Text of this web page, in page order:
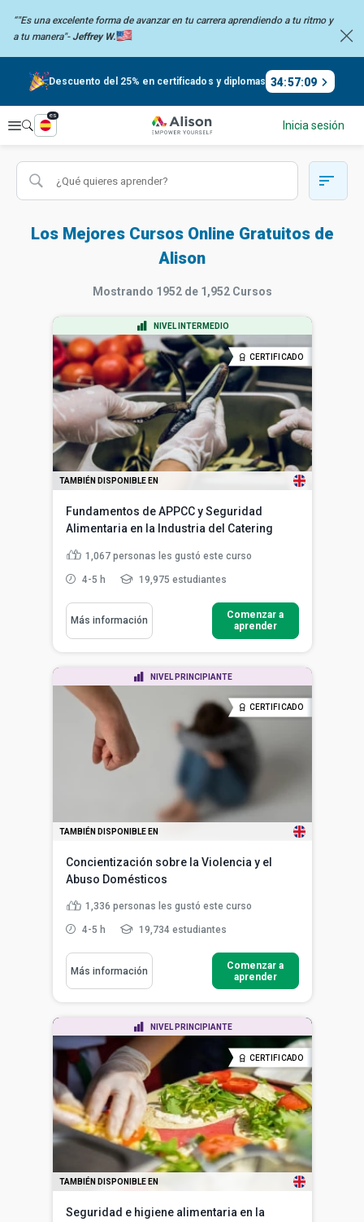
“"Es una excelente forma de avanzar en tu carrera aprendiendo a turitmo y
a tu manera"-Jeffrey W.
Descuento del 25% en certificados y diplomas 34:57:08
Explorar
es
Inicia sesión
Los Mejores Cursos Online Gratuitos de
Alison
Mostrando 1952 de 1,952Cursos
NIVEL INTERMEDIO
CERTIFICADO
TAMBIÉN DISPONIBLE EN
Fundamentos de APPCC y Seguridad
Alimentaria en la Industria del Catering
1,067 personas les gustó este curso
4-5 h 19,975 estudiantes
Más información
Comenzar a
aprender
NIVEL PRINCIPIANTE
CERTIFICADO
TAMBIÉN DISPONIBLE EN
Concientización sobre la Violencia y el
Abuso Domésticos
1,336 personas les gustó este curso
4-5 h 19,734 estudiantes
Más información
Comenzar a
aprender
NIVEL PRINCIPIANTE
CERTIFICADO
TAMBIÉN DISPONIBLE EN
Seguridad e higiene alimentaria en la